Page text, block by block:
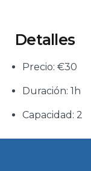
Detalles
Precio: €30
Duración: 1h
Capacidad: 2